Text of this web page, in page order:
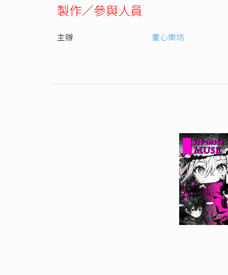
製作／參與人員
主辦 童心樂坊